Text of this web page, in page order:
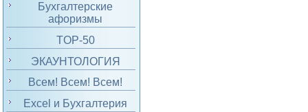
Бухгалтерские
афоризмы
TOP-50
ЭКАУНТОЛОГИЯ
Всем! Всем! Всем!
Excel и Бухгалтерия